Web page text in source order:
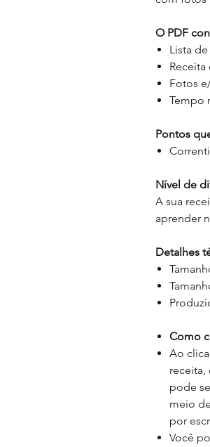
O PDF
Lista
Receita
Fotos
Tempo
Pontos
Nível de
A sua
aprender
Detalhes
Como
Ao
receita,
pode
meio
por
Você